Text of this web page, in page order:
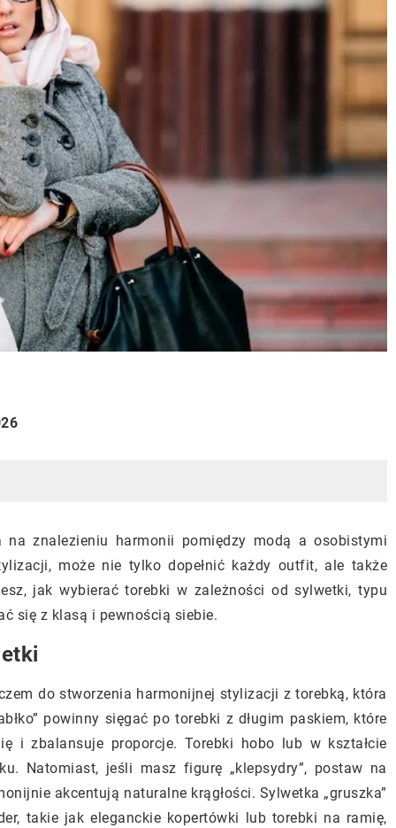
znalezieniu harmonii pomiędzy modą a osobistymi
może nie tylko dopełnić każdy outfit, ale także
jak wybierać torebki w zależności od sylwetki, typu
się z klasą i pewnością siebie.
do stworzenia harmonijnej stylizacji z torebką, która
powinny sięgać po torebki z długim paskiem, które
i zbalansuje proporcje. Torebki hobo lub w kształcie
Natomiast, jeśli masz figurę „klepsydry”, postaw na
akcentują naturalne krągłości. Sylwetka „gruszka”
takie jak eleganckie kopertówki lub torebki na ramię,